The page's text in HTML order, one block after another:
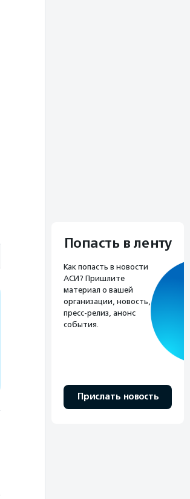
Попасть в ленту
Как попасть в новости
АСИ? Пришлите
материал о вашей
организации, новость,
пресс-релиз, анонс
события.
Прислать новость